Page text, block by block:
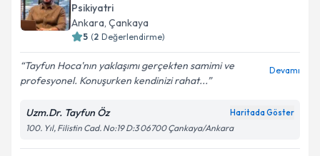
Psikiyatri
Ankara, Çankaya
5 (2 Değerlendirme)
Tayfun Hoca'nın yaklaşımı gerçekten samimi ve
profesyonel. Konuşurken kendinizi rahat...
Devamı
Uzm.Dr. Tayfun Öz Haritada Göster
100. Yıl, Filistin Cad. No:19 D:3 06700 Çankaya/Ankara